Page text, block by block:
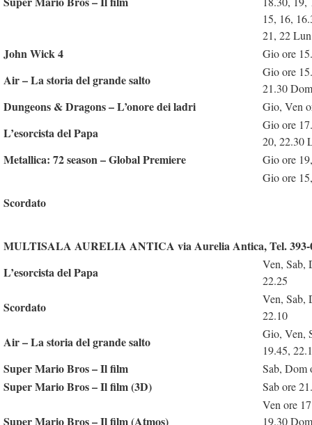
15, 16,
21, 22
John Wick 4 Gio ore
Air – La storia del grande salto
Gio ore
21.30
Dungeons & Dragons – L’onore dei ladri Gio, Ven
L’esorcista del Papa
Gio ore
20, 22.30
Metallica: 72 season – Global Premiere Gio ore
Scordato
Gio ore
MULTISALA AURELIA ANTICA via Aurelia Antica, Tel. 393-
L’esorcista del Papa
Ven, Sab,
22.25
Scordato
Ven, Sab,
22.10
Air – La storia del grande salto
Gio, Ven,
19.45,
Super Mario Bros – Il film Sab, Dom
Super Mario Bros – Il film (3D) Sab ore
Super Mario Bros – Il film (Atmos)
Ven ore
19.30